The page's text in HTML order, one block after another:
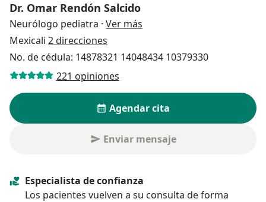
Dr. Omar Rendón Salcido
Neurólogo pediatra · Ver más
Mexicali 2 direcciones
No. de cédula: 14878321 14048434 10379330
221 opiniones
Agendar cita
Enviar mensaje
Especialista de confianza
Los pacientes vuelven a su consulta de forma